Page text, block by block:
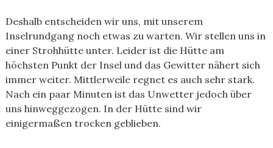
Deshalb entscheiden wir uns, mit unserem
Inselrundgang noch etwas zu warten. Wir stellen uns in
einer Strohhütte unter. Leider ist die Hütte am
höchsten Punkt der Insel und das Gewitter nähert sich
immer weiter. Mittlerweile regnet es auch sehr stark.
Nach ein paar Minuten ist das Unwetter jedoch über
uns hinweggezogen. In der Hütte sind wir
einigermaßen trocken geblieben.